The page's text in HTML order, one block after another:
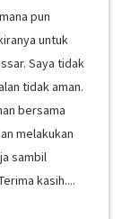
pun
untuk
Saya tidak
tidak aman.
bersama
melakukan
sambil
kasih....